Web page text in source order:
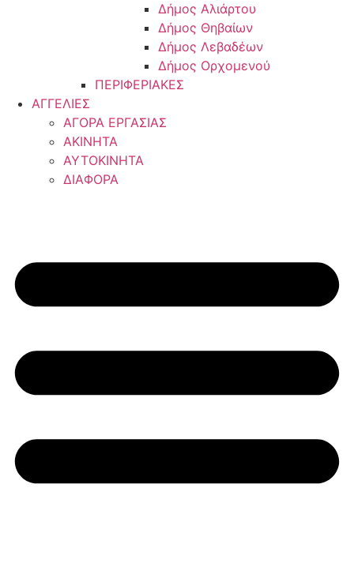
Δήμος Αλιάρτου
Δήμος Θηβαίων
Δήμος Λεβαδέων
Δήμος Ορχομενού
ΠΕΡΙΦΕΡΙΑΚΕΣ
ΑΓΓΕΛΙΕΣ
ΑΓΟΡΑ ΕΡΓΑΣΙΑΣ
ΑΚΙΝΗΤΑ
ΑΥΤΟΚΙΝΗΤΑ
ΔΙΑΦΟΡΑ